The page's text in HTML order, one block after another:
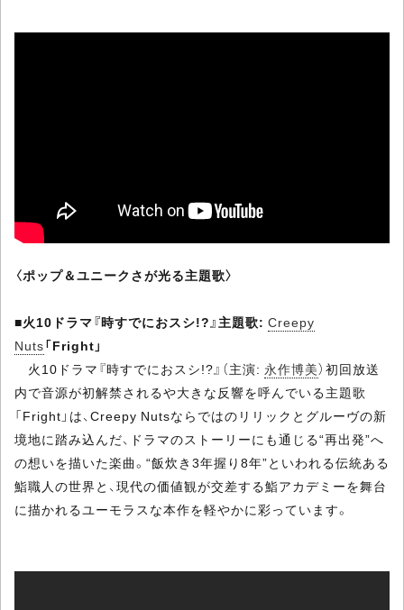
〈ポップ＆ユニークさが光る主題歌〉
■火10ドラマ『時すでにおスシ!?』主題歌: Creepy
Nuts「Fright」
火10ドラマ『時すでにおスシ!?』（主演: 永作博美）初回放送
内で音源が初解禁されるや大きな反響を呼んでいる主題歌
「Fright」は、Creepy Nutsならではのリリックとグルーヴの新
境地に踏み込んだ、ドラマのストーリーにも通じる“再出発”へ
の想いを描いた楽曲。“飯炊き3年握り8年”といわれる伝統ある
鮨職人の世界と、現代の価値観が交差する鮨アカデミーを舞台
に描かれるユーモラスな本作を軽やかに彩っています。